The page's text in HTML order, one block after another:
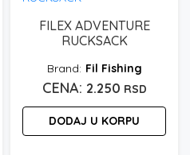
FILEX ADVENTURE
RUCKSACK
Fil Fishing
2.250 RSD
DODAJ U KORPU